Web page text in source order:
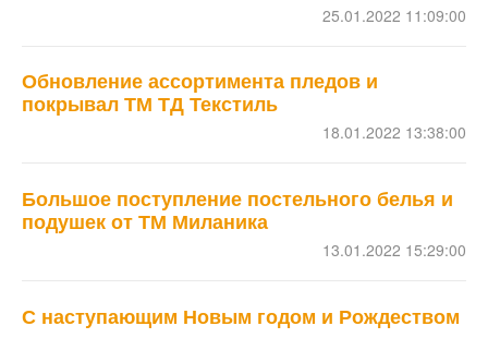
25.01.2022 11:09:00
Обновление ассортимента пледов и
покрывал ТМ ТД Текстиль
18.01.2022 13:38:00
Большое поступление постельного белья и
подушек от ТМ Миланика
13.01.2022 15:29:00
С наступающим Новым годом и Рождеством